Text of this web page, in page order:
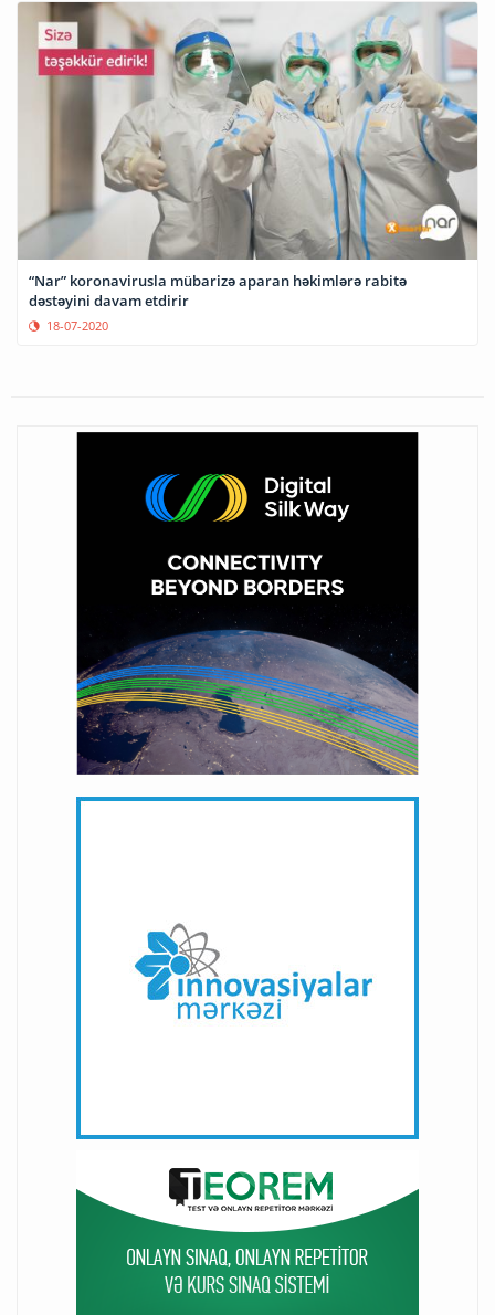
“Nar” koronavirusla mübarizə aparan həkimlərə rabitə
dəstəyini davam etdirir
18-07-2020